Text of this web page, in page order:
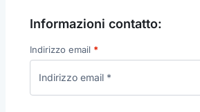
Informazioni contatto:
Indirizzo email *